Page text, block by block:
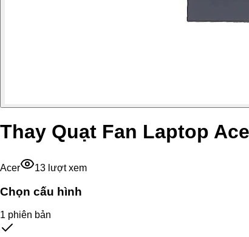
Thay Quạt Fan Laptop
Acer 13 lượt xem
Chọn cấu hình
1 phiên bản